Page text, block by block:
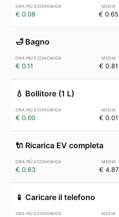
€ 0.08 € 0.65
🛁 Bagno
€ 0.11 € 0.81
💧 Bollitore (1 L)
€ 0.00 € 0.01
🔌 Ricarica EV completa
€ 0.63 € 4.87
📱 Caricare il telefono